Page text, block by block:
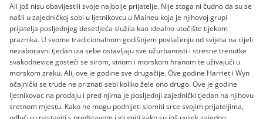
Ali još nisu obavijestili svoje najbolje prijatelje. Nije stoga ni čudno da su se
našli u zajedničkoj sobi u ljetnikovcu u Maineu koja je njihovoj grupi
prijatelja posljednjeg desetljeća služila kao idealno utočište tijekom
praznika. U svome tradicionalnom godišnjem povlačenju od svijeta na cijeli
nezaboravni tjedan iza sebe ostavljaju sve užurbanosti i stresne trenutke
svakodnevice gosteći se sirom, vinom i morskom hranom te uživajući u
morskom zraku. Ali, ove je godine sve drugačije. Ove godine Harriet i Wyn
očajnički se trude ne priznati sebi koliko žele ono drugo. Ove je godine
ljetnikovac na prodaju i pred njima je posljednji zajednički tjedan na njihovu
sretnom mjestu. Kako ne mogu podnijeti slomiti srce svojim prijateljima,
odlučuju nastaviti s predstavom i glumiti kako su još uvijek zajedno.